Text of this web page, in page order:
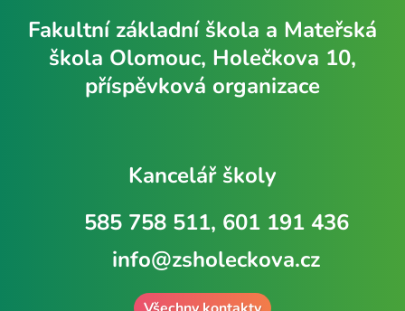
Fakultní základní škola a Mateřská
škola Olomouc, Holečkova 10,
příspěvková organizace
Kancelář školy
585 758 511, 601 191 436
info@zsholeckova.cz